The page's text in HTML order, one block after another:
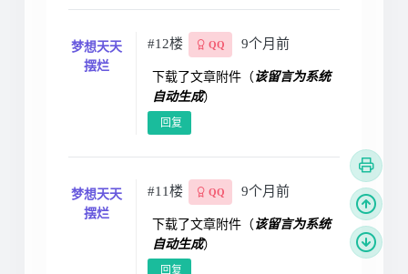
梦想天天
摆烂
#12楼 QQ 9个月前
下载了文章附件（该留言为系统
自动生成）
回复
梦想天天
摆烂
#11楼 QQ 9个月前
下载了文章附件（该留言为系统
自动生成）
回复